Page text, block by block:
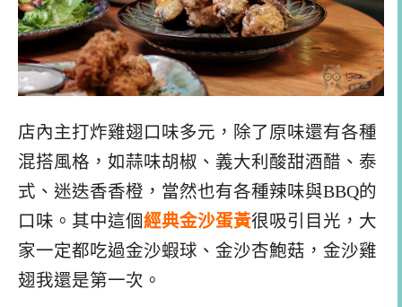
店內主打炸雞翅口味多元，除了原味還有各種
混搭風格，如蒜味胡椒、義大利酸甜酒醋、泰
式、迷迭香香橙，當然也有各種辣味與BBQ的
口味。其中這個經典金沙蛋黃很吸引目光，大
家一定都吃過金沙蝦球、金沙杏鮑菇，金沙雞
翅我還是第一次。